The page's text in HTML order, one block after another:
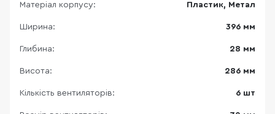
Матеріал корпусу: Пластик, Метал
Ширина: 396 мм
Глибина: 28 мм
Висота: 286 мм
Кількість вентиляторів: 6 шт